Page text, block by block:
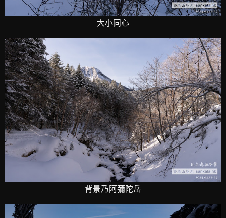
大小同心
背景乃阿彌陀岳